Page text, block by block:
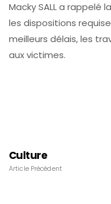
Macky SALL a
les dispositions
meilleurs délais, les
aux victimes.
Culture
Article Précédent